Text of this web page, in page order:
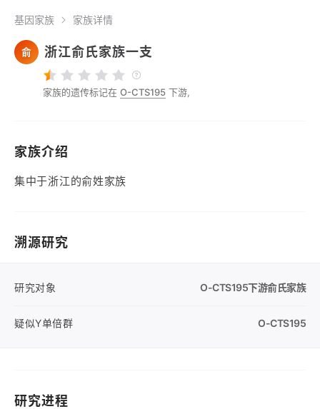
基因家族 家族详情
俞 浙江俞氏家族一支
家族的遗传标记在 O-CTS195 下游,
家族介绍
集中于浙江的俞姓家族
溯源研究
研究对象 O-CTS195下游俞氏家族
疑似Y单倍群 O-CTS195
研究进程